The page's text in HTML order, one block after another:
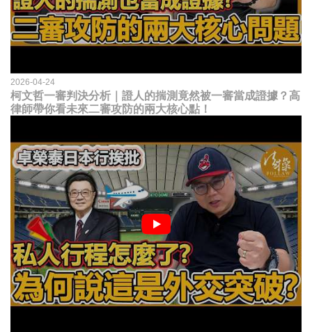
2026-04-24
柯文哲一審判決分析｜證人的揣測竟然被一審當成證據？高
律師帶你看未來二審攻防的兩大核心點！